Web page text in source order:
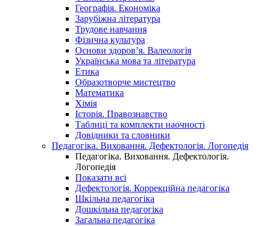
Географія. Економіка
Зарубіжна література
Трудове навчання
Фізична культура
Основи здоров’я. Валеологія
Українська мова та література
Етика
Образотворче мистецтво
Математика
Хімія
Історія. Правознавство
Таблиці та комплекти наочності
Довідники та словники
Педагогіка. Виховання. Дефектологія. Логопедія
Педагогіка. Виховання. Дефектологія.
Логопедія
Показати всі
Дефектологія. Коррекційна педагогіка
Шкільна педагогіка
Дошкільна педагогіка
Загальна педагогіка